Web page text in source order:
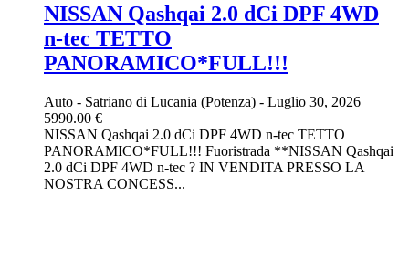
NISSAN Qashqai 2.0 dCi DPF 4WD
n-tec TETTO
PANORAMICO*FULL!!!
Auto - Satriano di Lucania (Potenza) - Luglio 30, 2026
5990.00 €
NISSAN Qashqai 2.0 dCi DPF 4WD n-tec TETTO
PANORAMICO*FULL!!! Fuoristrada **NISSAN Qashqai
2.0 dCi DPF 4WD n-tec ? IN VENDITA PRESSO LA
NOSTRA CONCESS...